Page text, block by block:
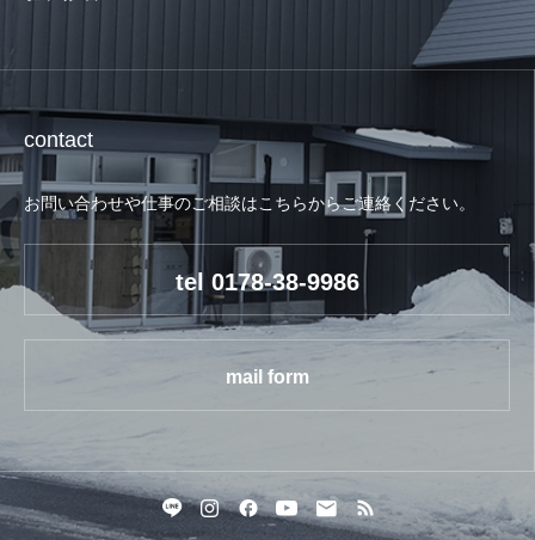
contact
お問い合わせや仕事のご相談はこちらからご連絡ください。
tel 0178-38-9986
mail form